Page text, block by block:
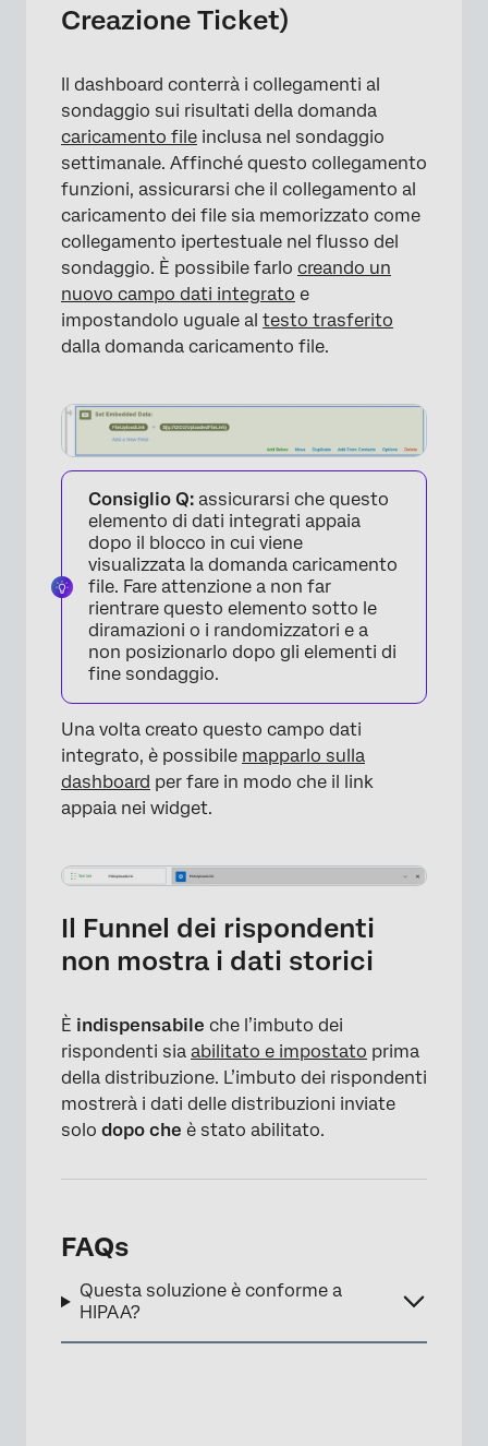
Creazione Ticket)
Il dashboard conterrà i collegamenti al
sondaggio sui risultati della domanda
caricamento file inclusa nel sondaggio
settimanale. Affinché questo collegamento
funzioni, assicurarsi che il collegamento al
caricamento dei file sia memorizzato come
collegamento ipertestuale nel flusso del
sondaggio. È possibile farlo creando un
nuovo campo dati integrato e
impostandolo uguale al testo trasferito
dalla domanda caricamento file.
×
Consiglio Q: assicurarsi che questo
elemento di dati integrati appaia
dopo il blocco in cui viene
visualizzata la domanda caricamento
file. Fare attenzione a non far
rientrare questo elemento sotto le
diramazioni o i randomizzatori e a
non posizionarlo dopo gli elementi di
fine sondaggio.
Una volta creato questo campo dati
integrato, è possibile mapparlo sulla
dashboard per fare in modo che il link
appaia nei widget.
Il Funnel dei rispondenti
non mostra i dati storici
È indispensabile che l’imbuto dei
rispondenti sia abilitato e impostato prima
della distribuzione. L’imbuto dei rispondenti
mostrerà i dati delle distribuzioni inviate
solo dopo che è stato abilitato.
FAQs
Questa soluzione è conforme a
HIPAA?